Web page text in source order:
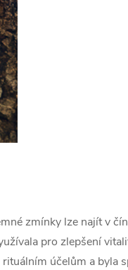
zmínky lze najít v
pro zlepšení
účelům a byla